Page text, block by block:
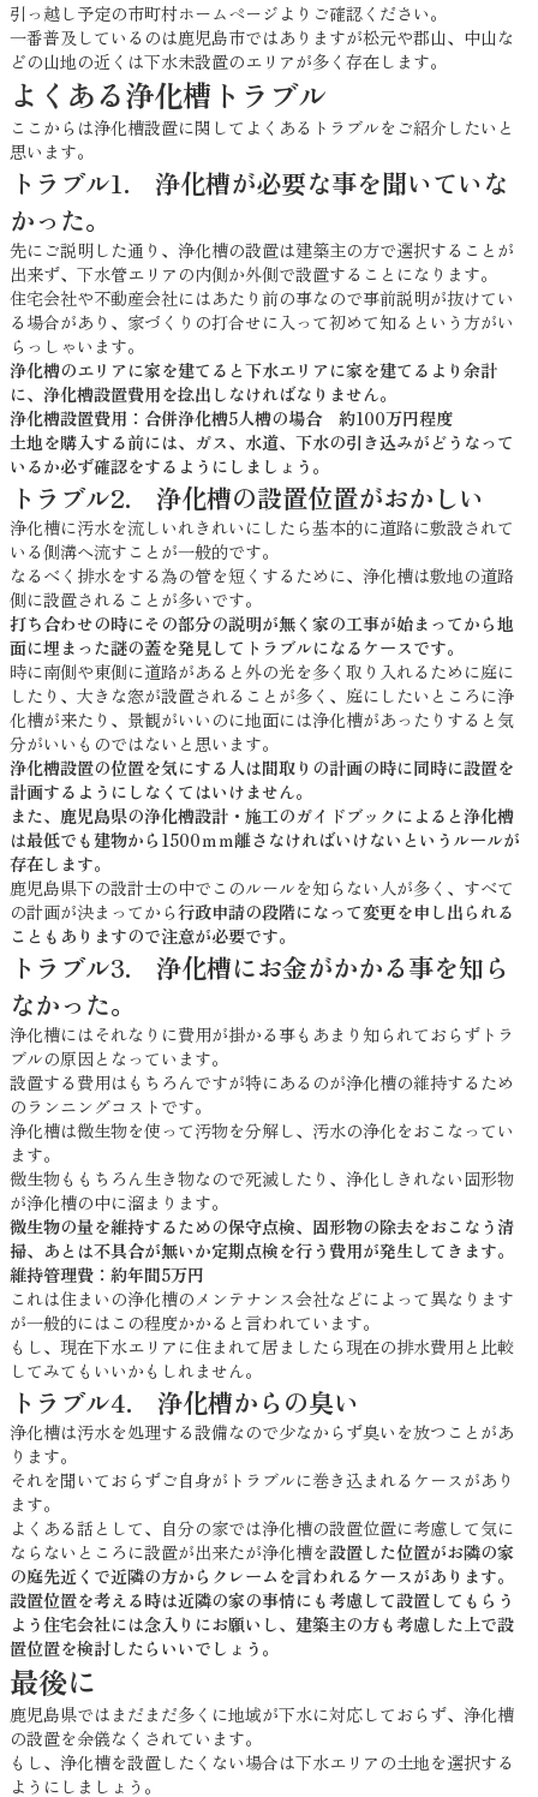
引っ越し予定の市町村ホームページよりご確認ください。
一番普及しているのは鹿児島市ではありますが松元や郡山、中山な
どの山地の近くは下水未設置のエリアが多く存在します。
よくある浄化槽トラブル
ここからは浄化槽設置に関してよくあるトラブルをご紹介したいと
思います。
トラブル1. 浄化槽が必要な事を聞いていな
かった。
先にご説明した通り、浄化槽の設置は建築主の方で選択することが
出来ず、下水管エリアの内側か外側で設置することになります。
住宅会社や不動産会社にはあたり前の事なので事前説明が抜けてい
る場合があり、家づくりの打合せに入って初めて知るという方がい
らっしゃいます。
浄化槽のエリアに家を建てると下水エリアに家を建てるより余計
に、浄化槽設置費用を捻出しなければなりません。
浄化槽設置費用：合併浄化槽5人槽の場合 約100万円程度
土地を購入する前には、ガス、水道、下水の引き込みがどうなって
いるか必ず確認をするようにしましょう。
トラブル2. 浄化槽の設置位置がおかしい
浄化槽に汚水を流しいれきれいにしたら基本的に道路に敷設されて
いる側溝へ流すことが一般的です。
なるべく排水をする為の管を短くするために、浄化槽は敷地の道路
側に設置されることが多いです。
打ち合わせの時にその部分の説明が無く家の工事が始まってから地
面に埋まった謎の蓋を発見してトラブルになるケースです。
時に南側や東側に道路があると外の光を多く取り入れるために庭に
したり、大きな窓が設置されることが多く、庭にしたいところに浄
化槽が来たり、景観がいいのに地面には浄化槽があったりすると気
分がいいものではないと思います。
浄化槽設置の位置を気にする人は間取りの計画の時に同時に設置を
計画するようにしなくてはいけません。
また、鹿児島県の浄化槽設計・施工のガイドブックによると浄化槽
は最低でも建物から1500ｍｍ離さなければいけないというルールが
存在します。
鹿児島県下の設計士の中でこのルールを知らない人が多く、すべて
の計画が決まってから行政申請の段階になって変更を申し出られる
こともありますので注意が必要です。
トラブル3. 浄化槽にお金がかかる事を知ら
なかった。
浄化槽にはそれなりに費用が掛かる事もあまり知られておらずトラ
ブルの原因となっています。
設置する費用はもちろんですが特にあるのが浄化槽の維持するため
のランニングコストです。
浄化槽は微生物を使って汚物を分解し、汚水の浄化をおこなってい
ます。
微生物ももちろん生き物なので死滅したり、浄化しきれない固形物
が浄化槽の中に溜まります。
微生物の量を維持するための保守点検、固形物の除去をおこなう清
掃、あとは不具合が無いか定期点検を行う費用が発生してきます。
維持管理費：約年間5万円
これは住まいの浄化槽のメンテナンス会社などによって異なります
が一般的にはこの程度かかると言われています。
もし、現在下水エリアに住まれて居ましたら現在の排水費用と比較
してみてもいいかもしれません。
トラブル4. 浄化槽からの臭い
浄化槽は汚水を処理する設備なので少なからず臭いを放つことがあ
ります。
それを聞いておらずご自身がトラブルに巻き込まれるケースがあり
ます。
よくある話として、自分の家では浄化槽の設置位置に考慮して気に
ならないところに設置が出来たが浄化槽を設置した位置がお隣の家
の庭先近くで近隣の方からクレームを言われるケースがあります。
設置位置を考える時は近隣の家の事情にも考慮して設置してもらう
よう住宅会社には念入りにお願いし、建築主の方も考慮した上で設
置位置を検討したらいいでしょう。
最後に
鹿児島県ではまだまだ多くに地域が下水に対応しておらず、浄化槽
の設置を余儀なくされています。
もし、浄化槽を設置したくない場合は下水エリアの土地を選択する
ようにしましょう。